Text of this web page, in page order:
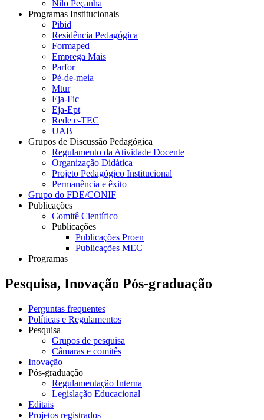
Nilo Peçanha
Programas Institucionais
Pibid
Residência Pedagógica
Formaped
Emprega Mais
Parfor
Pé-de-meia
Mtur
Eja-Fic
Eja-Ept
Rede e-TEC
UAB
Grupos de Discussão Pedagógica
Regulamento da Atividade Docente
Organização Didática
Projeto Pedagógico Institucional
Permanência e êxito
Grupo do FDE/CONIF
Publicações
Comitê Científico
Publicações
Publicações Proen
Publicações MEC
Programas
Pesquisa, Inovação Pós-graduação
Perguntas frequentes
Políticas e Regulamentos
Pesquisa
Grupos de pesquisa
Câmaras e comitês
Inovação
Pós-graduação
Regulamentação Interna
Legislação Educacional
Editais
Projetos registrados